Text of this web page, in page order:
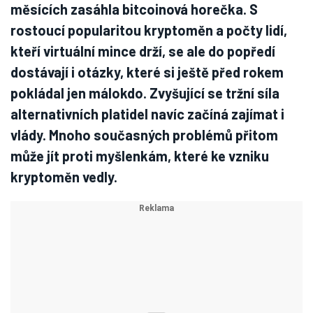
měsících zasáhla bitcoinová horečka. S
rostoucí popularitou kryptoměn a počty lidí,
kteří virtuální mince drží, se ale do popředí
dostávají i otázky, které si ještě před rokem
pokládal jen málokdo. Zvyšující se tržní síla
alternativních platidel navíc začíná zajímat i
vlády. Mnoho současných problémů přitom
může jít proti myšlenkám, které ke vzniku
kryptoměn vedly.